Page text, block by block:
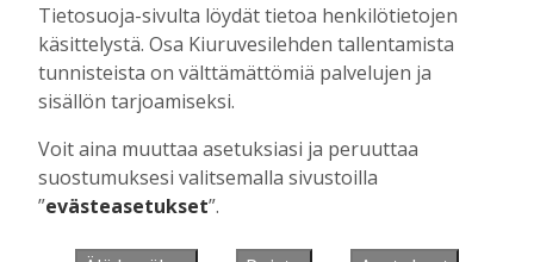
se tästä.
Käyntiosoite :
Kiuruvesi Lehti oy
Niemistenkatu 4
Kiuruvesi
Tietosuoja-sivulta löydät tietoa henkilötietojen
käsittelystä. Osa Kiuruvesilehden tallentamista
tunnisteista on välttämättömiä palvelujen ja
sisällön tarjoamiseksi.
Voit aina muuttaa asetuksiasi ja peruuttaa
suostumuksesi valitsemalla sivustoilla
”evästeasetukset”.